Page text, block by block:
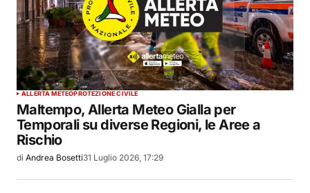
ALLERTA METEOPROTEZIONE CIVILE
Maltempo, Allerta Meteo Gialla per
Temporali su diverse Regioni, le Aree a
Rischio
di Andrea Bosetti31 Luglio 2026, 17:29